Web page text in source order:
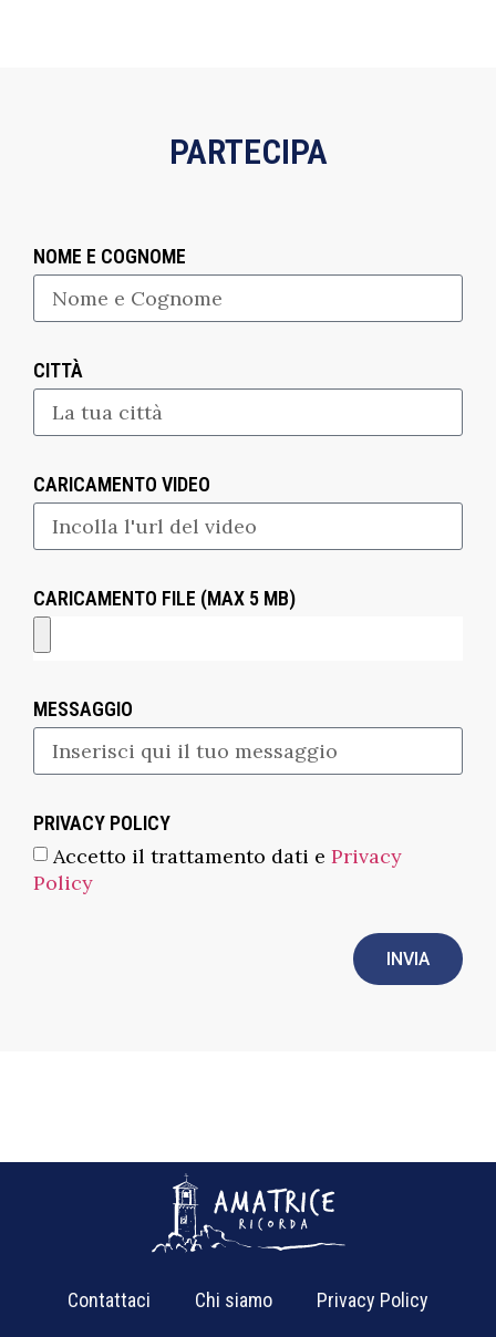
PARTECIPA
NOME E COGNOME
CITTÀ
CARICAMENTO VIDEO
CARICAMENTO FILE (MAX 5 MB)
MESSAGGIO
PRIVACY POLICY
Accetto il trattamento dati e Privacy
Policy
INVIA
Contattaci Chi siamo Privacy Policy